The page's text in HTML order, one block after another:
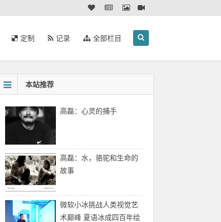
定制 记录 全部栏目
本站推荐
高磊：心灵的捕手
高磊：水，骆驼和生命的
故事
微软小冰挑战人类视觉艺
术巅峰 夏语冰成四百年绘